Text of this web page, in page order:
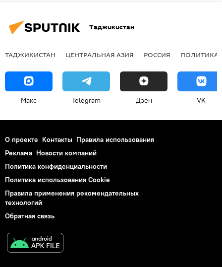
Таджикистан
ТАДЖИКИСТАН ЦЕНТРАЛЬНАЯ АЗИЯ РОССИЯ ПОЛИТИКА
Макс Telegram Дзен VK
О проекте Контакты Правила использования
Реклама Новости компаний
Политика конфиденциальности
Политика использования Cookie
Правила применения рекомендательных
технологий
Обратная связь